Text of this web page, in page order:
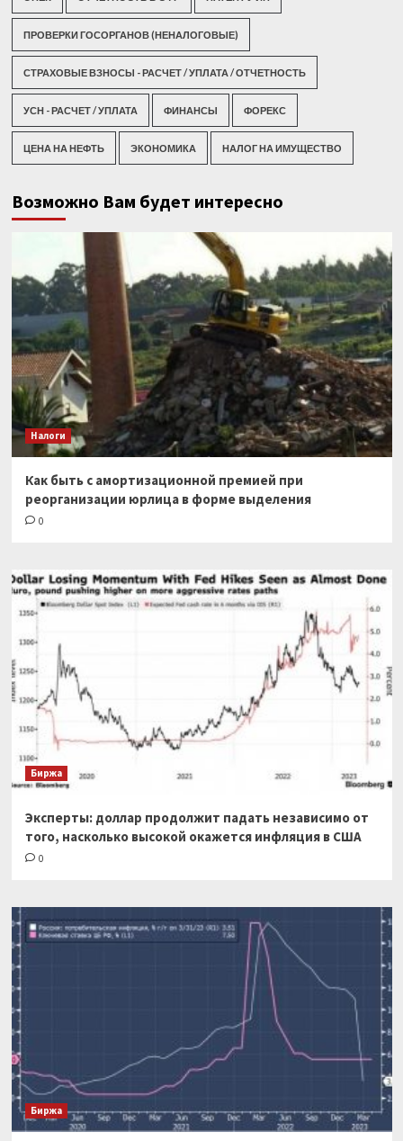
ПРОВЕРКИ ГОСОРГАНОВ (НЕНАЛОГОВЫЕ)
СТРАХОВЫЕ ВЗНОСЫ - РАСЧЕТ / УПЛАТА / ОТЧЕТНОСТЬ
УСН - РАСЧЕТ / УПЛАТА ФИНАНСЫ ФОРЕКС
ЦЕНА НА НЕФТЬ ЭКОНОМИКА НАЛОГ НА ИМУЩЕСТВО
Возможно Вам будет интересно
Налоги
Как быть с амортизационной премией при
реорганизации юрлица в форме выделения
0
Биржа
Эксперты: доллар продолжит падать независимо от
того, насколько высокой окажется инфляция в США
0
Биржа